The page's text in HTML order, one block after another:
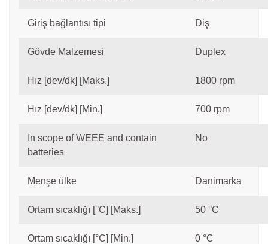
Giriş bağlantısı tipi Diş
Gövde Malzemesi Duplex
Hız [dev/dk] [Maks.] 1800 rpm
Hız [dev/dk] [Min.] 700 rpm
In scope of WEEE and contain
batteries
No
Menşe ülke Danimarka
Ortam sıcaklığı [°C] [Maks.] 50 °C
Ortam sıcaklığı [°C] [Min.] 0 °C